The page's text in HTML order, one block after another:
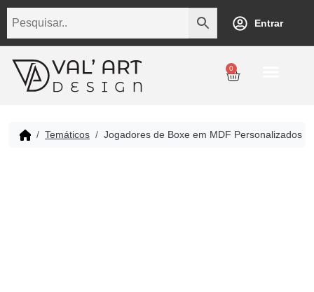
Entrar
0
Temáticos Jogadores de Boxe em MDF Personalizados